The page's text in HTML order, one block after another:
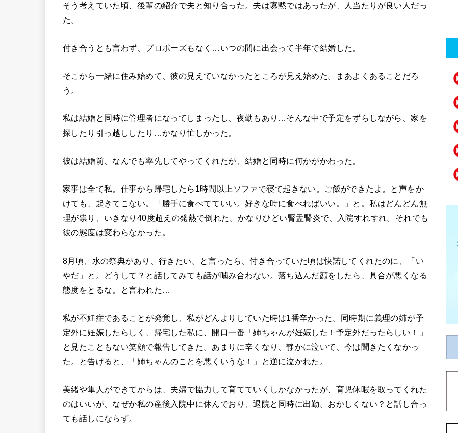
そう考えていた頃、後輩の紹介で夫と知り合った。夫は寡黙ではあったが、人当たりが良い人だっ
た。
付き合うとも言わず、プロポーズもなく…いつの間に出会って半年で結婚した。
そこから一緒に住み始めて、彼の見えていなかったところが見え始めた。まあよくあることだろ
う。
私は結婚と同時に管理者になってしまったし、夜勤もあり…そんな中で予定をずらしながら、家を
探したり引っ越ししたり…かなり忙しかった。
彼は結婚前、なんでも率先してやってくれたが、結婚と同時に何かがかわった。
家事は全て私。仕事から帰宅したら1時間以上ソファで寝て起きない。ご飯ができたよ。と声をか
けても、起きてこない。「勝手に食べてていい。好きな時に食べればいい。」と。私はどんどん無
理が祟り、いきなり40度超えの発熱で倒れた。かなりひどい腎盂腎炎で、入院すれすれ。それでも
彼の態度は変わらなかった。
8月頃、水の祭典があり、行きたい。と言ったら、付き合っていた頃は快諾してくれたのに、「い
やだ」と。どうして？と話してみても話が噛み合わない。落ち込んだ顔をしたら、具合が悪くなる
態度をとるな。と言われた…
私が不妊症であることが発覚し、私がどんよりしていた時は1番辛かった。同時期に義理の姉が予
定外に妊娠したらしく、帰宅した私に、開口一番「姉ちゃんが妊娠した！予定外だったらしい！」
と見たこともない笑顔で報告してきた。あまりに辛くなり、静かに泣いて、今は聞きたくなかっ
た。と告げると、「姉ちゃんのことを悪くいうな！」と逆に泣かれた。
美緒や隼人ができてからは、夫婦で協力して育てていくしかなかったが、育児休暇を取ってくれた
のはいいが、なぜか私の産後入院中に休んでおり、退院と同時に出勤。おかしくない？と話し合っ
ても話しにならず。